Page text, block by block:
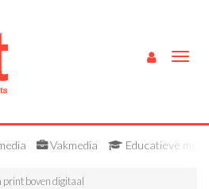
Vakmedia Educatieve
print boven digitaal